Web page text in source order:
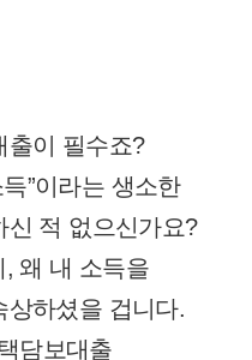
출이 필수죠?
”이라는 생소한
신 적 없으신가요?
왜 내 소득을
상하셨을 겁니다.
담보대출